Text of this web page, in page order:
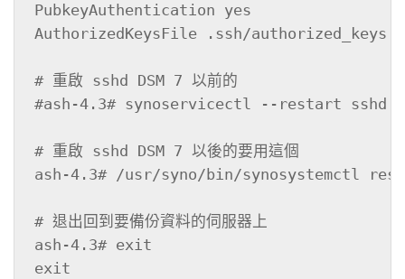
PubkeyAuthentication yes
AuthorizedKeysFile .ssh/authorized_keys
# 重啟 sshd DSM 7 以前的
#ash-4.3# synoservicectl --restart sshd
# 重啟 sshd DSM 7 以後的要用這個
ash-4.3# /usr/syno/bin/synosystemctl
# 退出回到要備份資料的伺服器上
ash-4.3# exit
exit